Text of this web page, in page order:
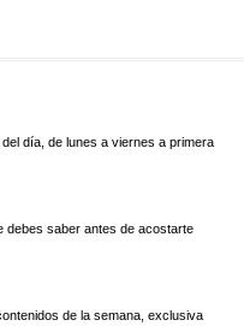
día, de lunes a viernes a primera
debes saber antes de acostarte
de la semana, exclusiva